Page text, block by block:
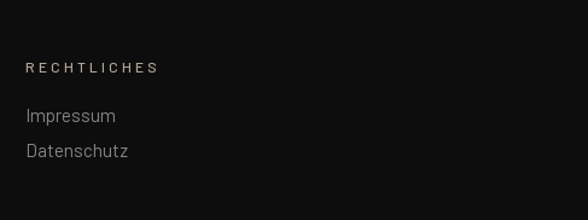
RECHTLICHES
Impressum
Datenschutz